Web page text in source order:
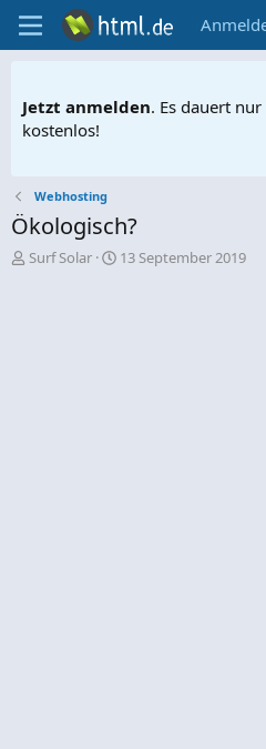
Jetzt anmelden. Es dauert
kostenlos!
Webhosting
Ökologisch?
E
Surf Solar
E13 September 2019